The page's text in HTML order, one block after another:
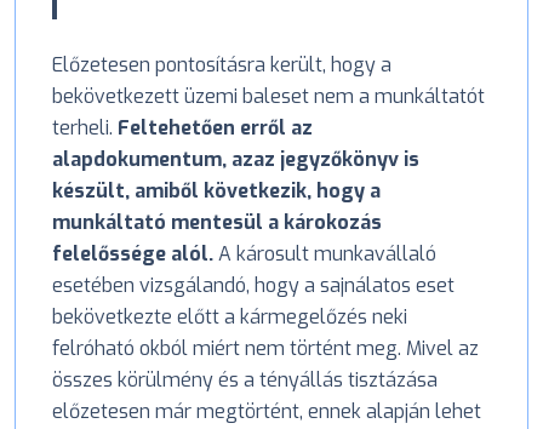
Előzetesen pontosításra került, hogy a
bekövetkezett üzemi baleset nem a munkáltatót
terheli. Feltehetően erről az
alapdokumentum, azaz jegyzőkönyv is
készült, amiből következik, hogy a
munkáltató mentesül a károkozás
felelőssége alól.A károsult munkavállaló
esetében vizsgálandó, hogy a sajnálatos eset
bekövetkezte előtt a kármegelőzés neki
felróható okból miért nem történt meg. Mivel az
összes körülmény és a tényállás tisztázása
előzetesen már megtörtént, ennek alapján lehet